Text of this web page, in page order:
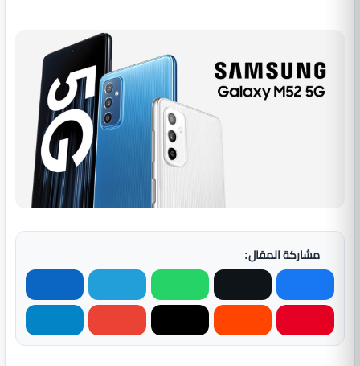
مشاركة المقال: